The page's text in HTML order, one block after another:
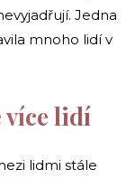
Jedna
mnoho lidí v
více lidí
lidmi stále